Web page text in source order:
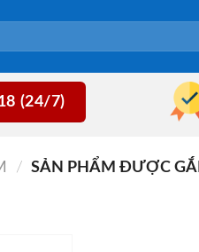
(24/7)
/ SẢN PHẨM ĐƯỢC